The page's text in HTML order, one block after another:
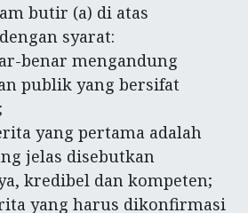
butir (a) di atas
syarat:
benar mengandung
publik yang bersifat
yang pertama adalah
jelas disebutkan
kredibel dan kompeten;
yang harus dikonfirmasi